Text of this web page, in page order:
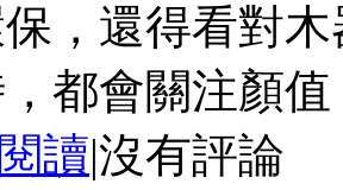
，還得看對
都會關注顏值
讀|沒有評論